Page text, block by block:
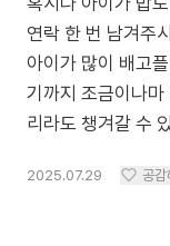
연락 한 번 남겨주
아이가 많이 배고
기까지 조금이나마
리라도 챙겨갈 수
2025.07.29 공